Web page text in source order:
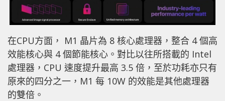
在CPU方面， M1 晶片為 8 核心處理器，整合 4 個高
效能核心與 4 個節能核心。對比以往所搭載的 Intel
處理器，CPU 速度提升最高 3.5 倍，至於功耗亦只有
原來的四分之一，M1 每 10W 的效能是其他處理器
的雙倍。